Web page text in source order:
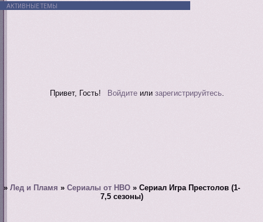
АКТИВНЫЕ ТЕМЫ
Привет, Гость! Войдитеили зарегистрируйтесь.
»Лед и Пламя »Сериалы от HBO »Сериал Игра Престолов (1-
7,5 сезоны)